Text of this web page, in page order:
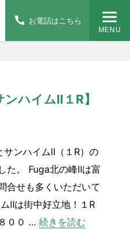
MENU
ンハイムⅡ１R】
ンハイムⅡ（１R）の
た。 Fuga北の峰Ⅱは富
合せも多くいただいて
Ⅱは街中好立地！１R
００ … 続きを読む“【Fuga
お電話はこちら